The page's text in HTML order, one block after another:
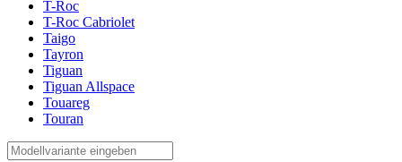
T-Roc
T-Roc Cabriolet
Taigo
Tayron
Tiguan
Tiguan Allspace
Touareg
Touran